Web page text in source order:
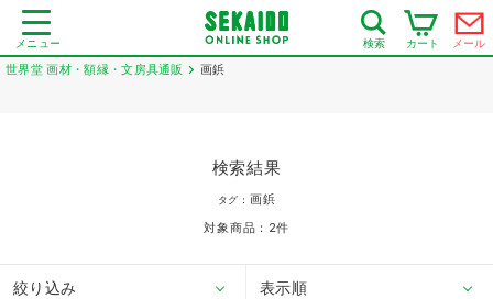
メニュー 検索 カート メール
世界堂 画材・額縁・文房具通販 画鋲
検索結果
タグ： 画鋲
対象商品： 2件
絞り込み 表示順